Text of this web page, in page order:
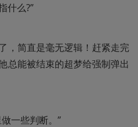
什么?”
，简直是毫无逻辑！赶紧走完
总能被结束的超梦给强制弹出
一些判断。”